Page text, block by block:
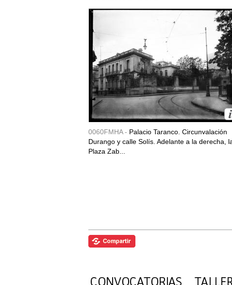
0060FMHA - Palacio Taranco. Circunvalación
Durango y calle Solís. Adelante a la derecha,
Plaza Zab...